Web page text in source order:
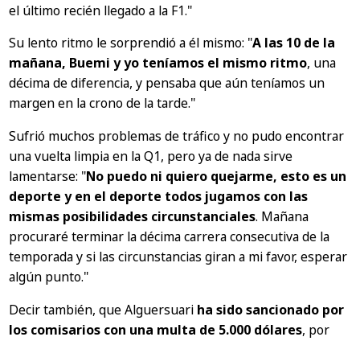
el último recién llegado a la F1."
Su lento ritmo le sorprendió a él mismo: "A las 10 de la
mañana, Buemi y yo teníamos el mismo ritmo, una
décima de diferencia, y pensaba que aún teníamos un
margen en la crono de la tarde."
Sufrió muchos problemas de tráfico y no pudo encontrar
una vuelta limpia en la Q1, pero ya de nada sirve
lamentarse: "No puedo ni quiero quejarme, esto es un
deporte y en el deporte todos jugamos con las
mismas posibilidades circunstanciales. Mañana
procuraré terminar la décima carrera consecutiva de la
temporada y si las circunstancias giran a mi favor, esperar
algún punto."
Decir también, que Alguersuari ha sido sancionado por
los comisarios con una multa de 5.000 dólares, por